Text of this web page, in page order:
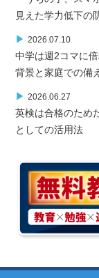
見えた学力低下の
▶ 2026.07.10
中学は週2コマに
背景と家庭での備
▶ 2026.06.27
英検は合格のため
としての活用法